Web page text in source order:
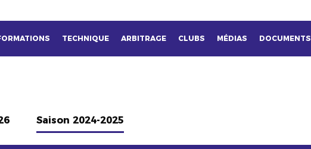
TECHNIQUE ARBITRAGE CLUBS MÉDIAS DOCUMENTS
Saison 2024-2025